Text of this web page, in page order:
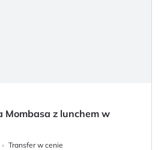
Mombasa z lunchem w
Transfer w cenie